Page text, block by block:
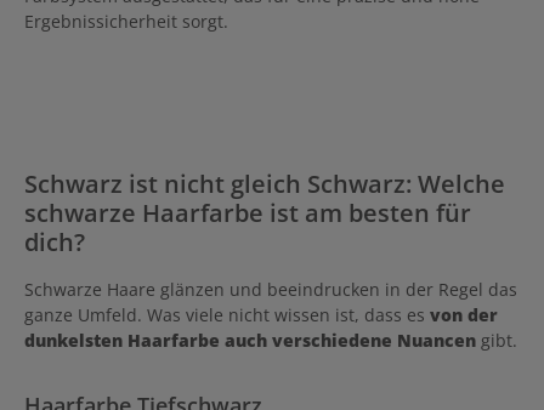
Ergebnissicherheit sorgt.
Schwarz ist nicht gleich Schwarz: Welche
schwarze Haarfarbe ist am besten für
dich?
Schwarze Haare glänzen und beeindrucken in der Regel das
ganze Umfeld. Was viele nicht wissen ist, dass es von der
dunkelsten Haarfarbe auch verschiedene Nuancen gibt.